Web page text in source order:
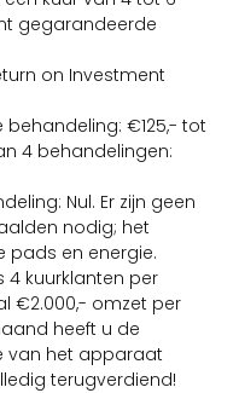
gegarandeerde
on Investment
€125,- tot
4 behandelingen:
Nul. Er zijn geen
nodig; het
pads en energie.
4 kuurklanten per
€2.000,- omzet per
heeft u de
van het apparaat
terugverdiend!